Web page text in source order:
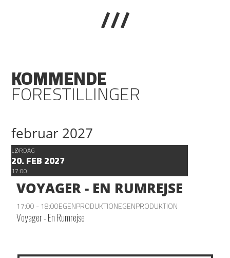
///
KOMMENDE
FORESTILLINGER
februar 2027
LØRDAG
20. FEB 2027
17:00
VOYAGER - EN RUMREJSE
17:00 - 18:00EGENPRODUKTIONEGENPRODUKTION
Voyager - En Rumrejse